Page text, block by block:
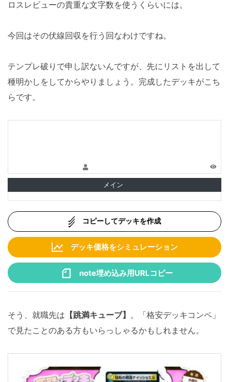
ロスレビューの貴重な文字数を使うくらいには。
今回はその伏線回収を行う回なわけですね。
テンプレ破りで申し訳ないんですが、先にリストを出して
種明かしをしてからやりましょう。完成したデッキがこち
らです。
メイン
コピーしてデッキを作成
デッキ価格をシミュレーション
note埋め込み用URLコピー
そう、就職先は 【跳満キューブ】 。「格安デッキコンペ」
で見たことのある方もいらっしゃるかもしれません。